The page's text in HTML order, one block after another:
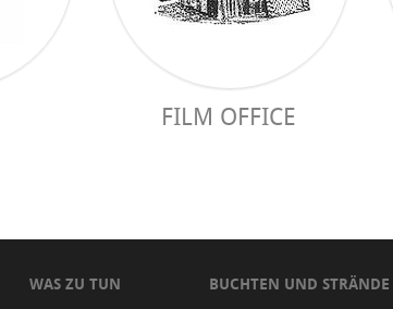
FILM OFFICE
WAS ZU TUN
BUCHTEN UND STRÄNDE